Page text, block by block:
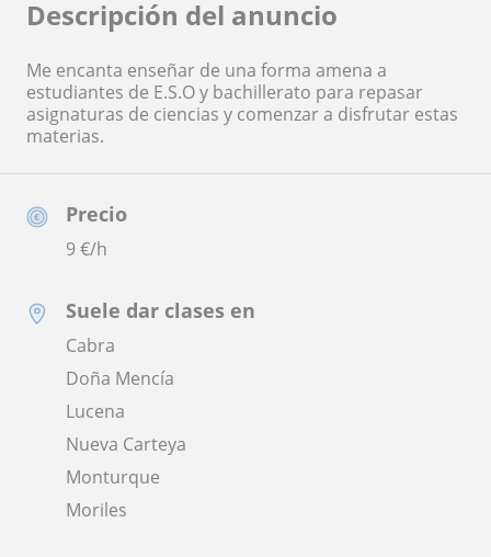
Precio
9€/h
Suele dar clases en
Cabra
Doña Mencía
Lucena
Nueva Carteya
Monturque
Moriles
Descripción del anuncio
Me encanta enseñar de una forma amena a
estudiantes de E.S.O y bachillerato para repasar
asignaturas de ciencias y comenzar a disfrutar estas
materias.